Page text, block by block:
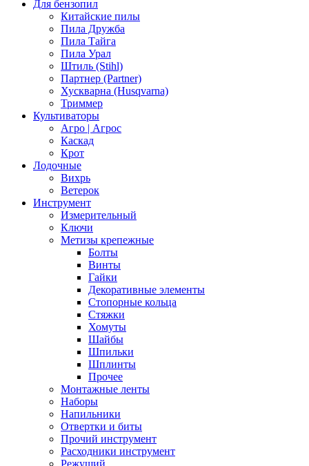
Для бензопил
Китайские пилы
Пила Дружба
Пила Тайга
Пила Урал
Штиль (Stihl)
Партнер (Partner)
Хускварна (Husqvarna)
Триммер
Культиваторы
Агро | Агрос
Каскад
Крот
Лодочные
Вихрь
Ветерок
Инструмент
Измерительный
Ключи
Метизы крепежные
Болты
Винты
Гайки
Декоративные элементы
Стопорные кольца
Стяжки
Хомуты
Шайбы
Шпильки
Шплинты
Прочее
Монтажные ленты
Наборы
Напильники
Отвертки и биты
Прочий инструмент
Расходники инструмент
Режущий